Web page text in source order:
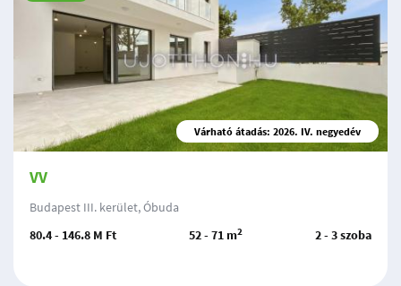
Várható átadás: 2026. IV. negyedév
VV
Budapest III. kerület, Óbuda
80.4 - 146.8 M Ft
52 - 71 m2 2 - 3 szoba